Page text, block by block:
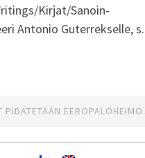
Kirjat/Sanoin-
Antonio Guterrekselle,
PIDÄTETÄÄN